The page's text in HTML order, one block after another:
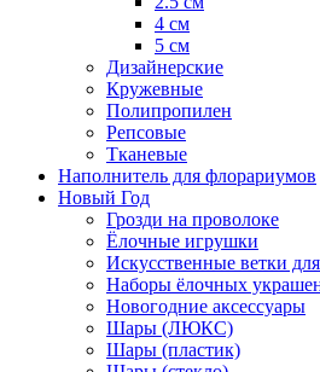
4 см
5 см
Дизайнерские
Кружевные
Полипропилен
Репсовые
Тканевые
Наполнитель для флорариумов
Новый Год
Грозди на проволоке
Ёлочные игрушки
Искусственные ветки
Наборы ёлочных
Новогодние аксессуары
Шары (ЛЮКС)
Шары (пластик)